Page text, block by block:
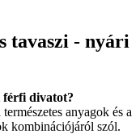
tavaszi - nyári
férfi divatot?
természetes anyagok és a
kombinációjáról szól.